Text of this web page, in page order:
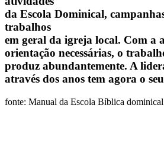
da Escola Dominical,
trabalhos
em geral da igreja local. Com a
orientação necessárias, o
produz abundantemente. A
através dos anos tem agora o
fonte: Manual da Escola Bíblica dominical